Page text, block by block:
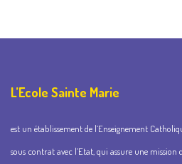
L’Ecole Sainte Marie
est un établissement de l’Enseignement
sous contrat avec l’Etat, qui assure une mission